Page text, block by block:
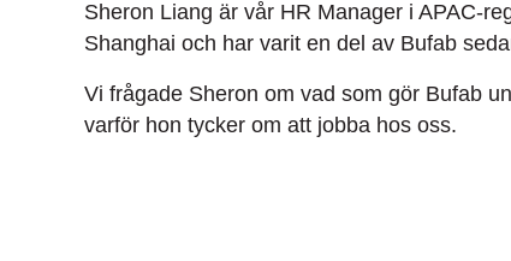
Sheron Liang är vår HR Manager i APAC-
Shanghai och har varit en del av Bufab
Vi frågade Sheron om vad som gör Bufab
varför hon tycker om att jobba hos oss.